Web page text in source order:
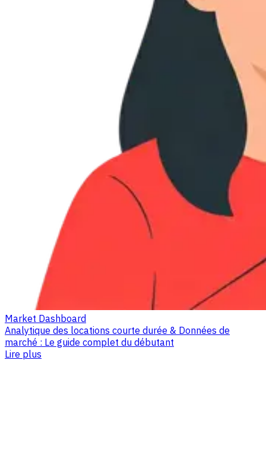
Market Dashboard
Analytique des locations courte durée & Données de
marché : Le guide complet du débutant
Lire plus